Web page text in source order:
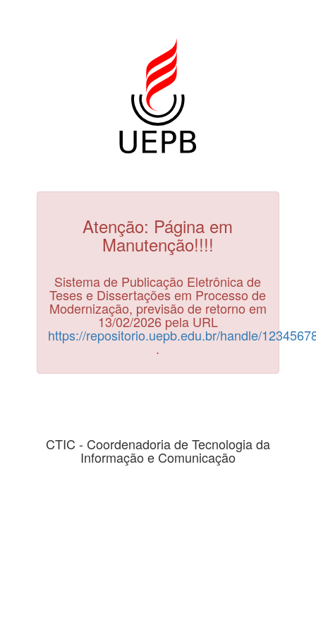
Atenção: Página em
Manutenção!!!!
Sistema de Publicação Eletrônica de
Teses e Dissertações em Processo de
Modernização, previsão de retorno em
13/02/2026 pela URL
https://repositorio.uepb.edu.br/handle/
.
CTIC - Coordenadoria de Tecnologia da
Informação e Comunicação